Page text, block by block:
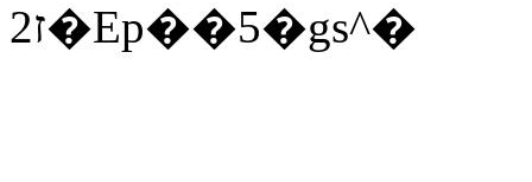
ז2�Ep��5�gs^�